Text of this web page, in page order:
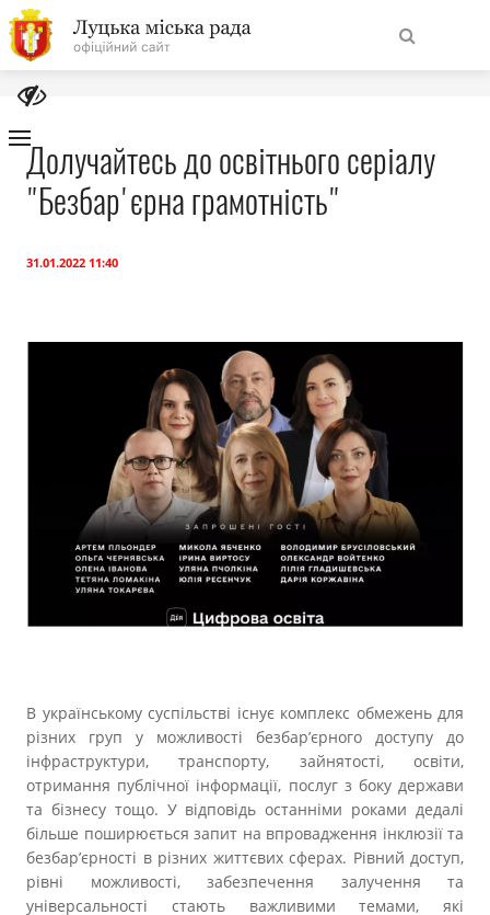
На
головну
Навігація
сайту
Про місто
Бюджет
Публічна інформація
Прозорість влади
Документи
Долучайтесь до освітнього серіалу
"Безбар'єрна грамотність"
31.01.2022 11:40
В українському суспільстві існує комплекс обмежень для
різних груп у можливості безбар’єрного доступу до
інфраструктури, транспорту, зайнятості, освіти,
отримання публічної інформації, послуг з боку держави
та бізнесу тощо. У відповідь останніми роками дедалі
більше поширюється запит на впровадження інклюзії та
безбар’єрності в різних життєвих сферах. Рівний доступ,
рівні можливості, забезпечення залучення та
універсальності стають важливими темами, які